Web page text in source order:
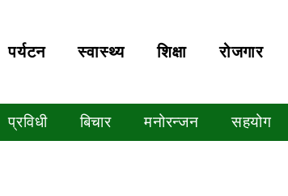
पर्यटन स्वास्थ्य शिक्षा रोजगार
प्रविधी बिचार मनोरन्जन सहयोग